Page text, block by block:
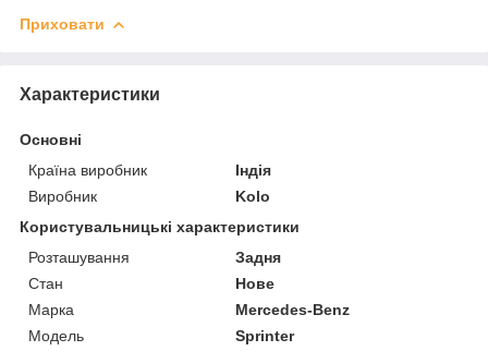
Приховати
Характеристики
Основні
Країна виробник
Індія
Виробник
Kolo
Користувальницькі характеристики
Розташування
Задня
Стан
Нове
Марка
Mercedes-Benz
Модель
Sprinter